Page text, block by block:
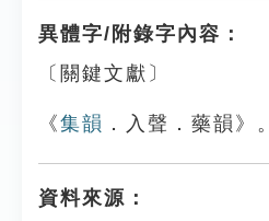
異體字/附錄字內容：
〔關鍵文獻〕
《集韻 ．入聲．藥韻》。
資料來源：